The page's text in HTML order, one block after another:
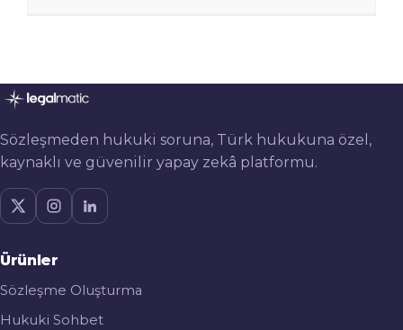
Sözleşmeden hukuki soruna, Türk hukukuna özel,
kaynaklı ve güvenilir yapay zekâ platformu.
Ürünler
Sözleşme Oluşturma
Hukuki Sohbet